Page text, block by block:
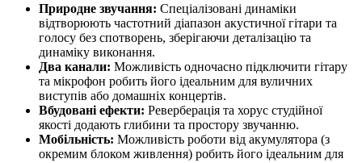
Природне звучання: Спеціалізовані динаміки
відтворюють частотний діапазон акустичної гітари та
голосу без спотворень, зберігаючи деталізацію та
динаміку виконання.
Два канали: Можливість одночасно підключити гітару
та мікрофон робить його ідеальним для вуличних
виступів або домашніх концертів.
Вбудовані ефекти: Реверберація та хорус студійної
якості додають глибини та простору звучанню.
Мобільність: Можливість роботи від акумулятора (з
окремим блоком живлення) робить його ідеальним для